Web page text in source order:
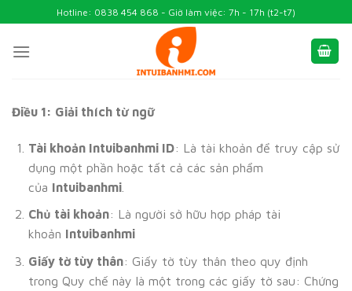
to
content
Hotline: 0838 454 868 - Giờ làm việc: 7h - 17h (t2-t7)
Điều 1: Giải thích từ ngữ
Tài khoản Intuibanhmi ID: Là tài khoản để truy cập sử
dụng một phần hoặc tất cả các sản phẩm
của Intuibanhmi.
Chủ tài khoản: Là người sở hữu hợp pháp tài
khoản Intuibanhmi
Giấy tờ tùy thân: Giấy tờ tùy thân theo quy định
trong Quy chế này là một trong các giấy tờ sau: Chứng